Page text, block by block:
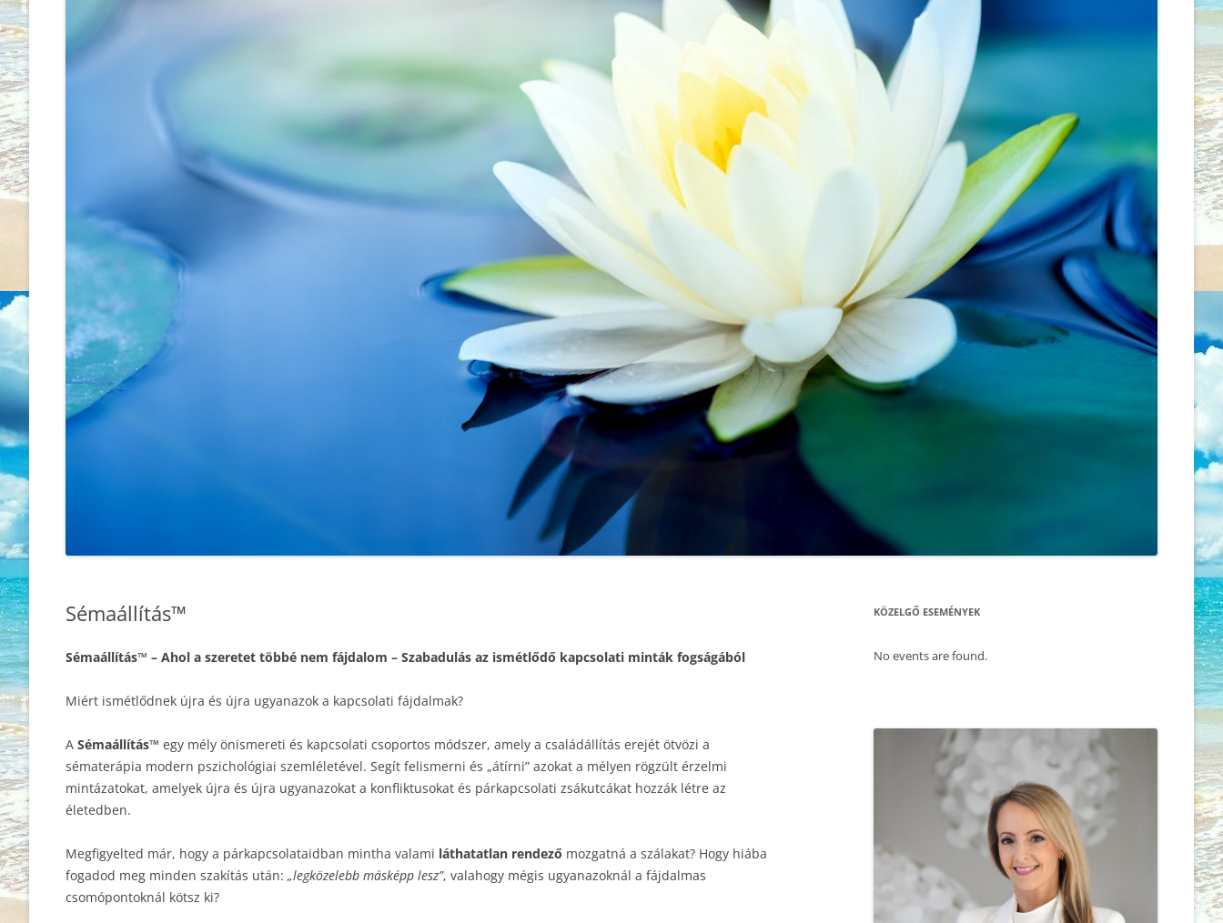
ENERGIAKEZELÉS – METAMORF
SZÜLETÉSTRÉNING
ÖNISMERETI TANFOLYAMOK
MENTÁLIS EGÉSZSÉGRE
GYAKOROLT HATÁSAI
AZ EGÉSZSÉG ÉS A BETEGSÉG
FOGALMAINAK ALAKULÁSA
PSZICHOSZOMATIKUS
ORVOSLÁSON ÁT AZ ÚJ GERMÁN
ÖNMAGUNKKAL ÉS MÁSOKKAL
VALÓ KAPCSOLTUNK ÚJ SZINTJEI
RENDBEN VAN, HA VALAMI
GONDOD VAN
TENGELYBEN MARADNI
MIT TEHETSZ, HOGY
SZERESSENEK?
MEGMAGYARÁZZA, AVAGY DR.
RUPERT SHELDRAKE
REINKARNÁCIÓ
AKI SZERETI ÖNMAGÁT
MINDEN PILLANAT EGY ÚJABB
MIÉRT AZ ÖNISMERETÜKKEL
FOGLALKOZÓ, EMPATIKUS ÉS
WORKSHOP
2026.01.18. CSALÁD –
LÉLEKÁLLÍTÁS
2026.01.13. MEDITÁCIÓ ÉS
ÖNISMERET – WORKSHOP –
SZÜLŐSÉG/GONDOSKODÁS
2025.12.14. CSALÁD – ÉS
LÉLEKÁLLÍTÁS
2025.12.13. ÉRZELMI GYÓGYULÁS –
ÖNISMERETI ÉS BLOKKOLDÓ NAP
ÖNISMERET – WORKSHOP
2025.11.22. CSALÁD – ÉS
2025.10.01. MEDITÁCIÓ ÉS
ÖNISMERET – WORKSHOP
2025.06.05. REZILENCIA ÉS
ÉRZELMI STABILITÁS – ÖNISMERETI
WOEKSHOP – TRUST SUMMIT
KONFERENCIA
Sémaállítás™
Sémaállítás™ – Ahol a szeretet többé nem fájdalom – Szabadulás az ismétlődő kapcsolati minták fogságából
Miért ismétlődnek újra és újra ugyanazok a kapcsolati fájdalmak?
A Sémaállítás™ egy mély önismereti és kapcsolati csoportos módszer, amely a családállítás erejét ötvözi a
sématerápia modern pszichológiai szemléletével. Segít felismerni és „átírni” azokat a mélyen rögzült érzelmi
mintázatokat, amelyek újra és újra ugyanazokat a konfliktusokat és párkapcsolati zsákutcákat hozzák létre az
életedben.
Megfigyelted már, hogy a párkapcsolataidban mintha valami láthatatlan rendező mozgatná a szálakat? Hogy hiába
fogadod meg minden szakítás után: „legközelebb másképp lesz”, valahogy mégis ugyanazoknál a fájdalmas
csomópontoknál kötsz ki?
KÖZELGŐ ESEMÉNYEK
No events are found.